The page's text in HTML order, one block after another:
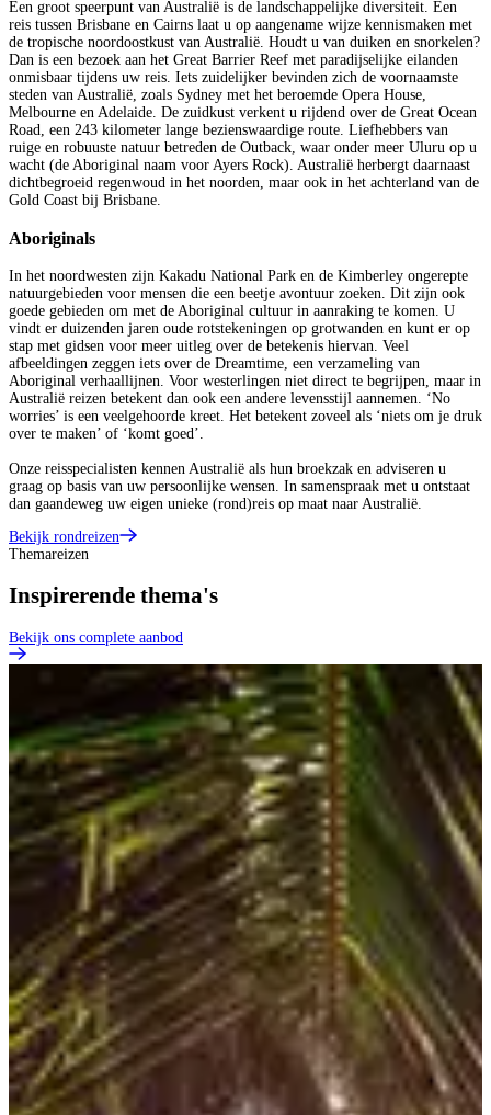
Een groot speerpunt van Australië is de landschappelijke diversiteit. Een
reis tussen Brisbane en Cairns laat u op aangename wijze kennismaken met
de tropische noordoostkust van Australië. Houdt u van duiken en snorkelen?
Dan is een bezoek aan het Great Barrier Reef met paradijselijke eilanden
onmisbaar tijdens uw reis. Iets zuidelijker bevinden zich de voornaamste
steden van Australië, zoals Sydney met het beroemde Opera House,
Melbourne en Adelaide. De zuidkust verkent u rijdend over de Great Ocean
Road, een 243 kilometer lange bezienswaardige route. Liefhebbers van
ruige en robuuste natuur betreden de Outback, waar onder meer Uluru op u
wacht (de Aboriginal naam voor Ayers Rock). Australië herbergt daarnaast
dichtbegroeid regenwoud in het noorden, maar ook in het achterland van de
Gold Coast bij Brisbane.
Aboriginals
In het noordwesten zijn Kakadu National Park en de Kimberley ongerepte
natuurgebieden voor mensen die een beetje avontuur zoeken. Dit zijn ook
goede gebieden om met de Aboriginal cultuur in aanraking te komen. U
vindt er duizenden jaren oude rotstekeningen op grotwanden en kunt er op
stap met gidsen voor meer uitleg over de betekenis hiervan. Veel
afbeeldingen zeggen iets over de Dreamtime, een verzameling van
Aboriginal verhaallijnen. Voor westerlingen niet direct te begrijpen, maar in
Australië reizen betekent dan ook een andere levensstijl aannemen. ‘No
worries’ is een veelgehoorde kreet. Het betekent zoveel als ‘niets om je druk
over te maken’ of ‘komt goed’.
Onze reisspecialisten kennen Australië als hun broekzak en adviseren u
graag op basis van uw persoonlijke wensen. In samenspraak met u ontstaat
dan gaandeweg uw eigen unieke (rond)reis op maat naar Australië.
Bekijk rondreizen
Themareizen
Inspirerende thema's
Bekijk ons complete aanbod